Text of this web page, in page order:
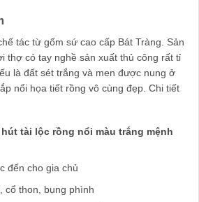
tác từ gốm sứ cao cấp Bát Tràng. Sản
thợ có tay nghề sản xuất thủ công rất tỉ
là đất sét trắng và men được nung ở
nổi họa tiết rồng vô cùng đẹp. Chi tiết
tài lộc rồng nổi màu trắng mệnh
đến cho gia chủ
cổ thon, bụng phình